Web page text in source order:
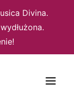
Divina.